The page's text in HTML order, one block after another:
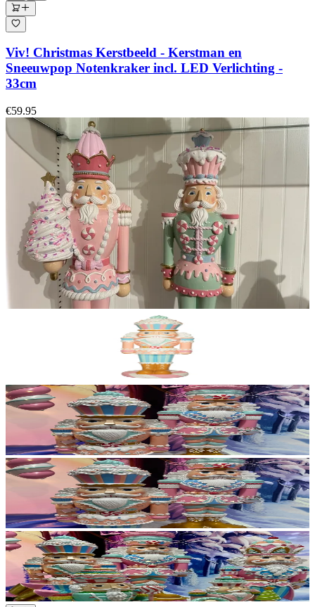
Viv! Christmas Kerstbeeld - Kerstman en
Sneeuwpop Notenkraker incl. LED Verlichting -
33cm
€59.95